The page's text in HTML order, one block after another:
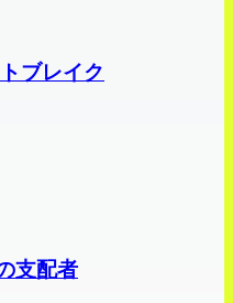
ブレイク
支配者